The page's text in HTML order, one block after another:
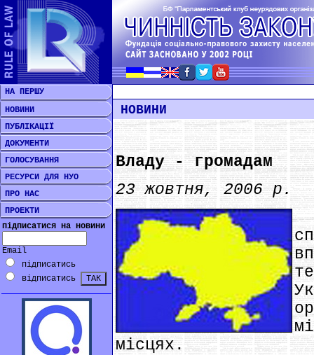
НА ПЕРШУ
НОВИНИ
ПУБЛІКАЦІЇ
ДОКУМЕНТИ
ГОЛОСУВАННЯ
РЕСУРСИ ДЛЯ НУО
ПРО НАС
ПРОЕКТИ
підписатися на новини
Email
підписатись
відписатись
НОВИНИ
Владу - громадам
23 жовтня, 2006 р.
місцях.